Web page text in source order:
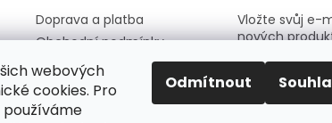
webových
cookies. Pro
Odmítnout
Doprava a platba
Obchodní podmínky
Kontakty
Hodnocení obchodu
Vložte svůj e-
nových
E-mail